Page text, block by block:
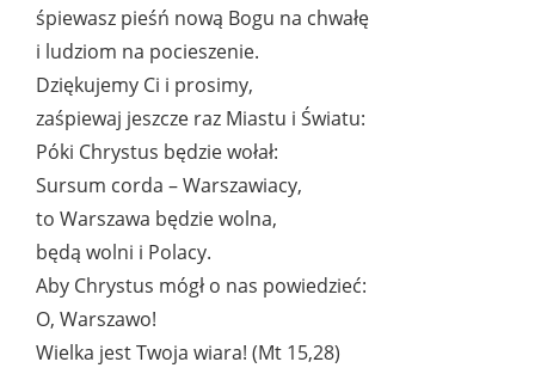
śpiewasz pieśń nową Bogu na chwałę
i ludziom na pocieszenie.
Dziękujemy Ci i prosimy,
zaśpiewaj jeszcze raz Miastu i Światu:
Póki Chrystus będzie wołał:
Sursum corda – Warszawiacy,
to Warszawa będzie wolna,
będą wolni i Polacy.
Aby Chrystus mógł o nas powiedzieć:
O, Warszawo!
Wielka jest Twoja wiara! (Mt 15,28)